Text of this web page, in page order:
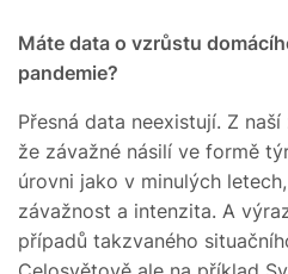
Máte data o vzrůstu
pandemie?
Přesná data neexistují. Z
že závažné násilí ve formě
úrovni jako v minulých
závažnost a intenzita. A
případů takzvaného